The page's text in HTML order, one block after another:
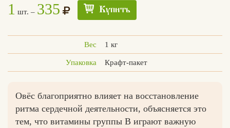
1 шт. – 335 Купить
Вес 1 кг
Упаковка Крафт-пакет
Овёс благоприятно влияет на восстановление
ритма сердечной деятельности, объясняется это
тем, что витамины группы В играют важную